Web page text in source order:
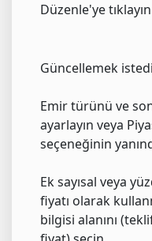
Düzenle'ye
Güncellemek
Emir türünü ve
ayarlayın veya
seçeneğinin
Ek sayısal veya
fiyatı olarak
bilgisi alanını